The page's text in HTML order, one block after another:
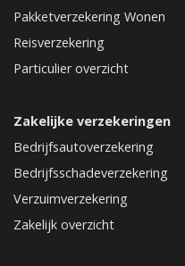
Pakketverzekering Wonen
Reisverzekering
Particulier overzicht
Zakelijke verzekeringen
Bedrijfsautoverzekering
Bedrijfsschadeverzekering
Verzuimverzekering
Zakelijk overzicht